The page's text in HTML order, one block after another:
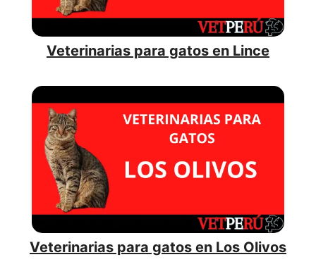
Veterinarias para gatos en Lince
Veterinarias para gatos en Los Olivos